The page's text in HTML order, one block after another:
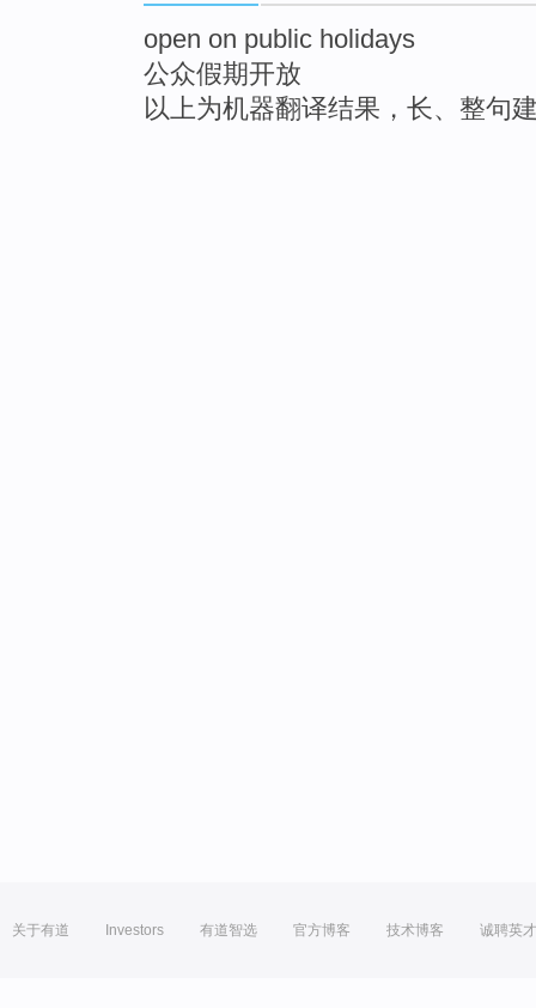
open on public holidays
公众假期开放
以上为机器翻译结果，长、整句
关于有道 Investors 有道智选 官方博客 技术博客 诚聘英才